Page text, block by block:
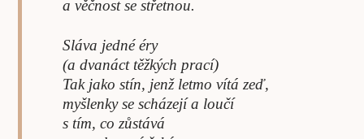
a věčnost se střetnou.
Sláva jedné éry
(a dvanáct těžkých prací)
Tak jako stín, jenž letmo vítá zeď,
myšlenky se scházejí a loučí
s tím, co zůstává